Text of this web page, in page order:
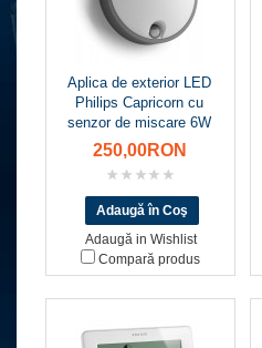
Aplica de exterior LED
Philips Capricorn cu
senzor de miscare 6W
250,00RON
Adaugă in Wishlist
Compară produs